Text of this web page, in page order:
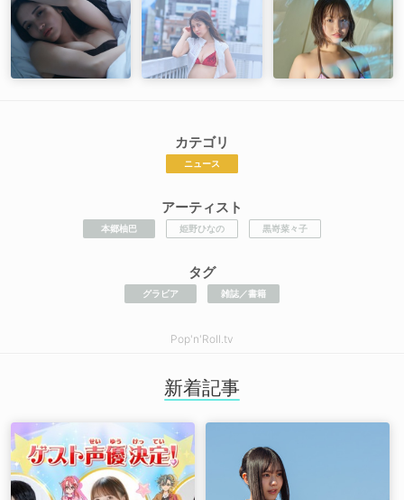
カテゴリ
ニュース
アーティスト
本郷柚巴 姫野ひなの 黒嵜菜々子
タグ
グラビア 雑誌／書籍
Pop'n'Roll.tv
新着記事